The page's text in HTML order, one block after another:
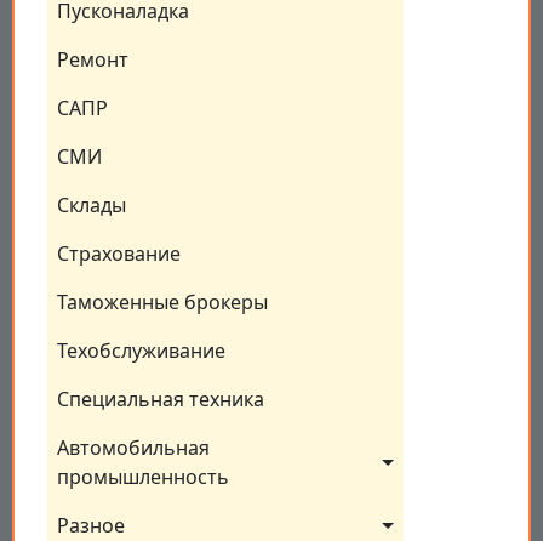
Пусконаладка
Ремонт
САПР
СМИ
Склады
Страхование
Таможенные брокеры
Техобслуживание
Специальная техника
Автомобильная
промышленность
Разное